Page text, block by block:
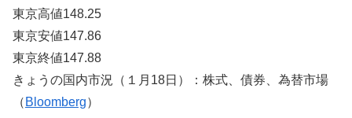
東京高値148.25
東京安値147.86
東京終値147.88
きょうの国内市況（１月18日）：株式、債券、為替市場
（ Bloomberg）